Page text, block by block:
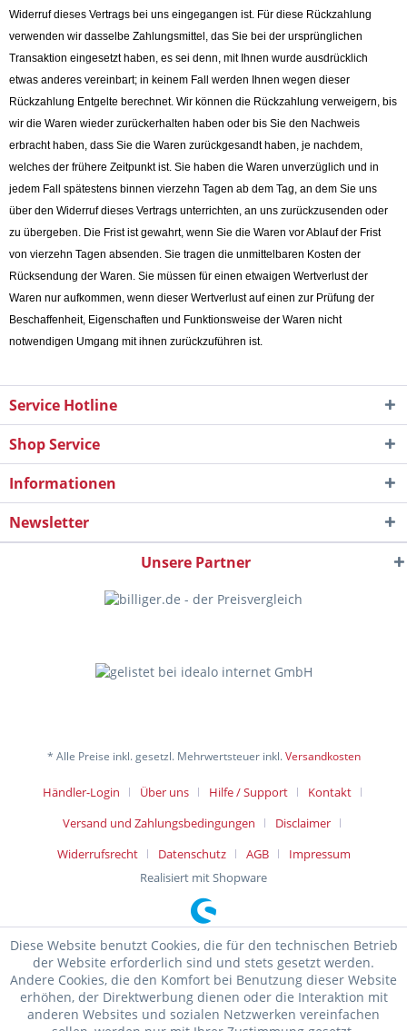
Widerruf dieses Vertrags bei uns eingegangen ist. Für diese Rückzahlung
verwenden wir dasselbe Zahlungsmittel, das Sie bei der ursprünglichen
Transaktion eingesetzt haben, es sei denn, mit Ihnen wurde ausdrücklich
etwas anderes vereinbart; in keinem Fall werden Ihnen wegen dieser
Rückzahlung Entgelte berechnet. Wir können die Rückzahlung verweigern, bis
wir die Waren wieder zurückerhalten haben oder bis Sie den Nachweis
erbracht haben, dass Sie die Waren zurückgesandt haben, je nachdem,
welches der frühere Zeitpunkt ist. Sie haben die Waren unverzüglich und in
jedem Fall spätestens binnen vierzehn Tagen ab dem Tag, an dem Sie uns
über den Widerruf dieses Vertrags unterrichten, an uns zurückzusenden oder
zu übergeben. Die Frist ist gewahrt, wenn Sie die Waren vor Ablauf der Frist
von vierzehn Tagen absenden. Sie tragen die unmittelbaren Kosten der
Rücksendung der Waren. Sie müssen für einen etwaigen Wertverlust der
Waren nur aufkommen, wenn dieser Wertverlust auf einen zur Prüfung der
Beschaffenheit, Eigenschaften und Funktionsweise der Waren nicht
notwendigen Umgang mit ihnen zurückzuführen ist.
Service Hotline
Shop Service
Informationen
Newsletter
Unsere Partner
* Alle Preise inkl. gesetzl. Mehrwertsteuer inkl.Versandkosten
Händler-Login Über uns Hilfe / Support
Kontakt
Versand und Zahlungsbedingungen
Disclaimer
Widerrufsrecht
Datenschutz AGB
Impressum
Realisiert mit Shopware
Diese Website benutzt Cookies, die für den technischen Betrieb
der Website erforderlich sind und stets gesetzt werden.
Andere Cookies, die den Komfort bei Benutzung dieser Website
erhöhen, der Direktwerbung dienen oder die Interaktion mit
anderen Websites und sozialen Netzwerken vereinfachen